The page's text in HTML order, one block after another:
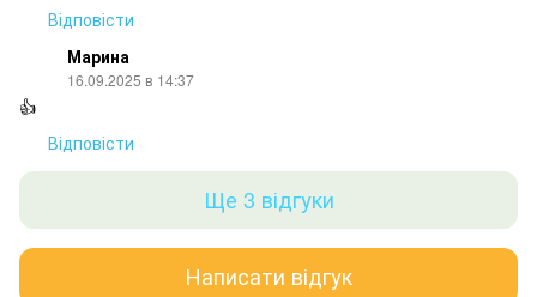
Відповісти
Марина
16.09.2025 в 14:37
👍
Відповісти
Ще 3 відгуки
Написати відгук